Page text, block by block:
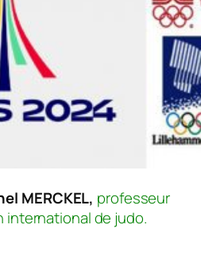
MERCKEL, professeur
international de judo.